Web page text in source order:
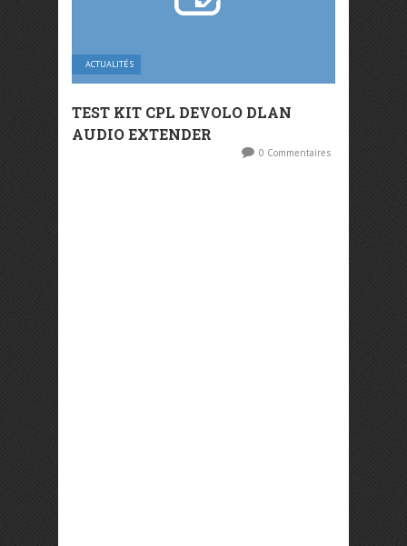
ACTUALITÉS
TEST KIT CPL DEVOLO DLAN
AUDIO EXTENDER
0 Commentaires